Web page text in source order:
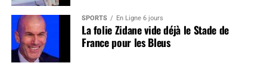
SPORTS En Ligne 6 jours
La folie Zidane vide déjà le Stade de
France pour les Bleus